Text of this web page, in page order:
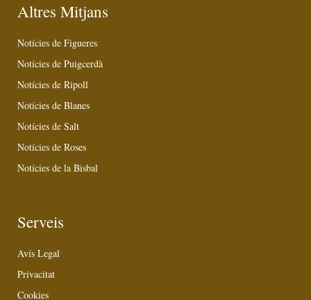
Altres Mitjans
Notícies de Figueres
Notícies de Puigcerdà
Notícies de Ripoll
Notícies de Blanes
Notícies de Salt
Notícies de Roses
Notícies de la Bisbal
Serveis
Avís Legal
Privacitat
Cookies